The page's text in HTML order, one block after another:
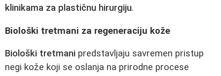
klinikama za plastičnu hirurgiju.
Biološki tretmani za regeneraciju kože
Biološki tretmani predstavljaju savremen pristup
negi kože koji se oslanja na prirodne procese